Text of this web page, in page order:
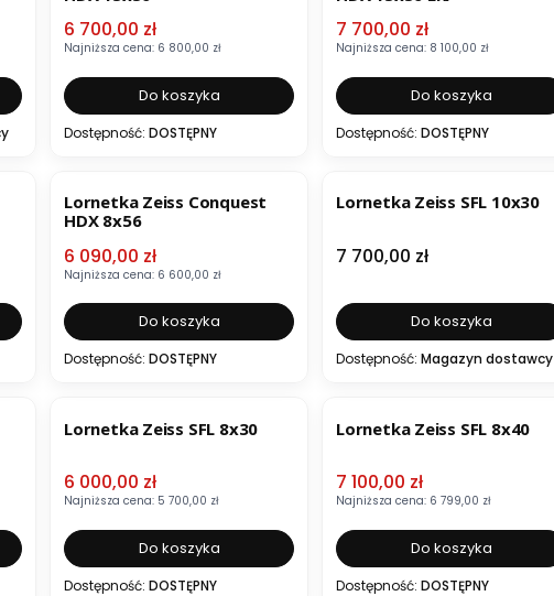
Cena promocyjna
6 700,00 zł
Najniższa cena: 6 800,00 zł
Do koszyka
Dostępność: DOSTĘPNY
Cena promocyjna
7 700,00 zł
Najniższa cena: 8 100,00 zł
Do koszyka
Dostępność: DOSTĘPNY
Lornetka Zeiss Conquest
HDX 8x56
Cena promocyjna
6 090,00 zł
Najniższa cena: 6 600,00 zł
Do koszyka
Dostępność: DOSTĘPNY
Lornetka Zeiss SFL 10x30
Cena
7 700,00 zł
Do koszyka
Dostępność: Magazyn dostawcy
Lornetka Zeiss SFL 8x30
Cena promocyjna
6 000,00 zł
Najniższa cena: 5 700,00 zł
Do koszyka
Dostępność: DOSTĘPNY
Lornetka Zeiss SFL 8x40
Cena promocyjna
7 100,00 zł
Najniższa cena: 6 799,00 zł
Do koszyka
Dostępność: DOSTĘPNY